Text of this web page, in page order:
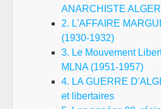
ANARCHISTE
2. L'AFFAIRE
(1930-1932)
3. Le Mouvement
MLNA (1951-1957)
4. LA GUERRE
et libertaires